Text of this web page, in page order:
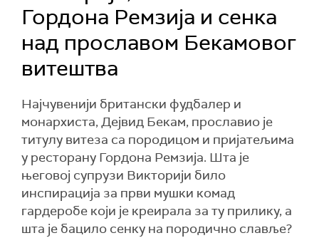
Гордона Ремзија и сенка
над прославом Бекамовог
витештва
Најчувенији британски фудбалер и
монархиста, Дејвид Бекам, прославио је
титулу витеза са породицом и пријатељима
у ресторану Гордона Ремзија. Шта је
његовој супрузи Викторији било
инспирација за први мушки комад
гардеробе који је креирала за ту прилику, а
шта је бацило сенку на породично славље?